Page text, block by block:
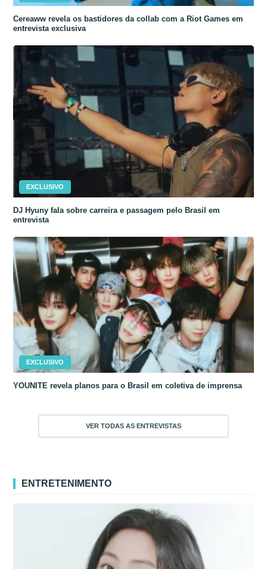
Cereaww revela os bastidores da collab com a Riot Games em
entrevista exclusiva
EXCLUSIVO
DJ Hyuny fala sobre carreira e passagem pelo Brasil em
entrevista
EXCLUSIVO
YOUNITE revela planos para o Brasil em coletiva de imprensa
VER TODAS AS ENTREVISTAS
ENTRETENIMENTO